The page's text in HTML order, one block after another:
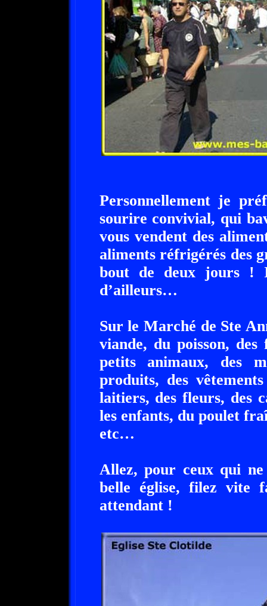
Personnellement je
sourire convivial, qui
vous vendent des
aliments réfrigérés des
bout de deux jours !
d’ailleurs…
Sur le Marché de Ste
viande, du poisson,
petits animaux, des
produits, des
laitiers, des fleurs, des
les enfants, du poulet
etc…
Allez, pour ceux qui
belle église, filez vite
attendant !